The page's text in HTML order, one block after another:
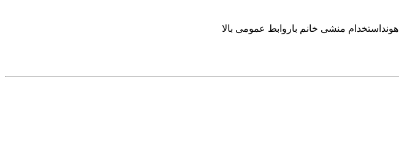
منشی خانم باروابط عمومی بالا